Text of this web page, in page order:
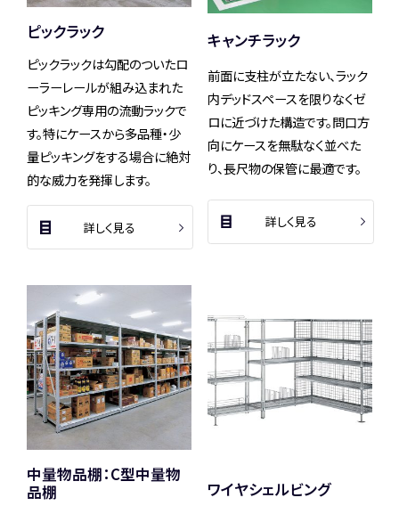
ピックラック
ピックラックは勾配のついたロ
ーラーレールが組み込まれた
ピッキング専用の流動ラックで
す。特にケースから多品種・少
量ピッキングをする場合に絶対
的な威力を発揮します。
詳しく見る
キャンチラック
前面に支柱が立たない、ラック
内デッドスペースを限りなくゼ
ロに近づけた構造です。問口方
向にケースを無駄なく並べた
り、長尺物の保管に最適です。
詳しく見る
中量物品棚：C型中量物
品棚
ワイヤシェルビング